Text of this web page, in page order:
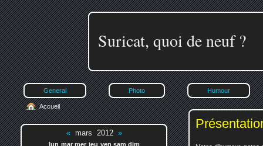
Suricat, quoi de neuf ?
General Photo Humour
Accueil
«mars 2012 »
lun mar mer jeu ven sam dim